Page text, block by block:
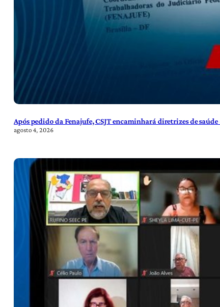
Após pedido da Fenajufe, CSJT encaminhará diretrizes de
agosto 4, 2026